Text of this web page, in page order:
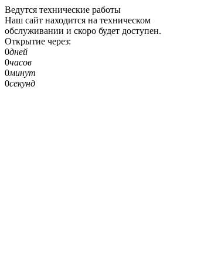
Ведутся технические работы
Наш сайт находится на техническом
обслуживании и скоро будет доступен.
Открытие через:
0дней
0часов
0минут
0секунд